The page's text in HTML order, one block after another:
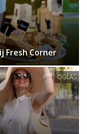
Fresh Corner
OGLAS